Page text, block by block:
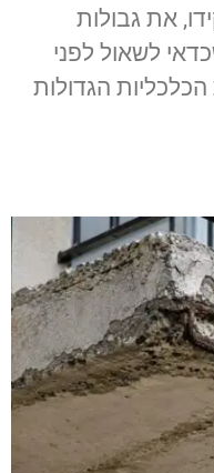
את גבולות
לשאול לפני
הגדולות